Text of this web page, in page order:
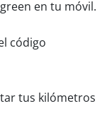
en tu móvil.
código
tus kilómetros